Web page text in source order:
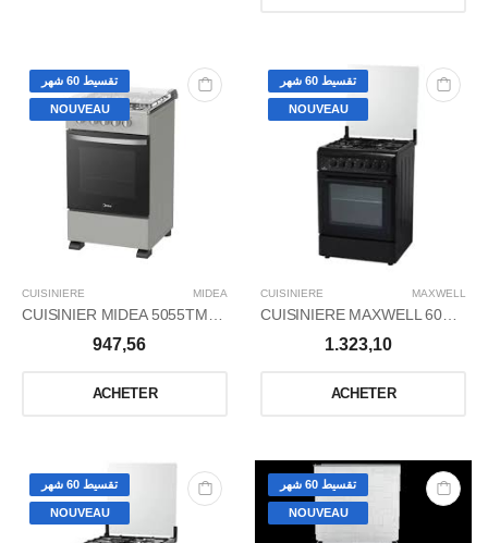
تقسيط 60 شهر
NOUVEAU
CUISINIERE MIDEA
947,56
ACHETER
تقسيط 60 شهر
NOUVEAU
CUISINIERE MAXWELL
1.323,10
ACHETER
تقسيط 60 شهر
NOUVEAU
تقسيط 60 شهر
NOUVEAU